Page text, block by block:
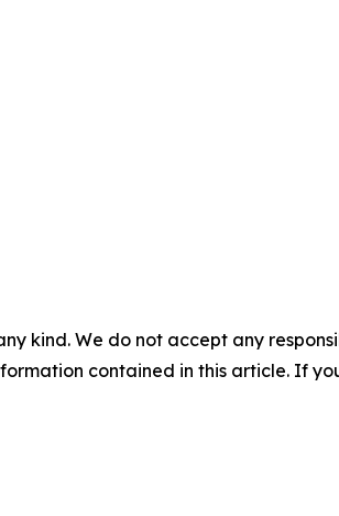
kind. We do not accept any
contained in this article. If